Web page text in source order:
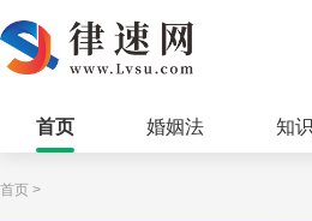
首页 婚姻法 知
首页 >